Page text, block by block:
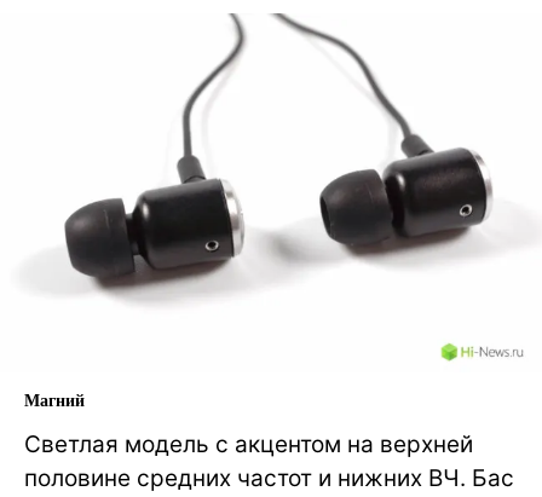
Магний
Светлая модель с акцентом на верхней
половине средних частот и нижних ВЧ. Бас